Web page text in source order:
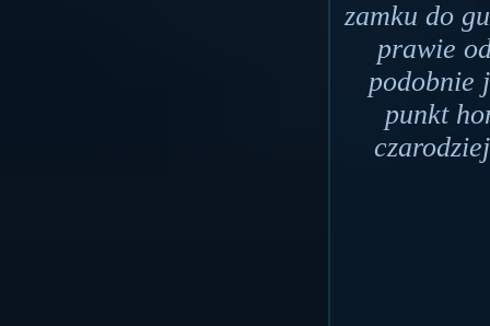
zamku do
prawie
podobnie
punkt